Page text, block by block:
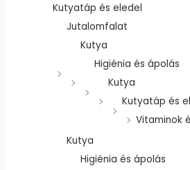
Kutyatáp és eledel
Jutalomfalat
Kutya
Higiénia és ápolás
Kutya
Kutyatáp és
Vitaminok
Kutya
Higiénia és ápolás